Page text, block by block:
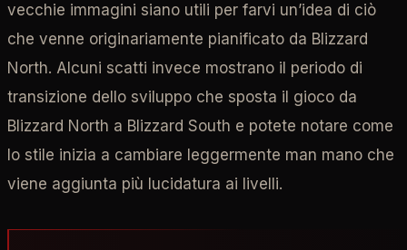
vecchie immagini siano utili per farvi un’idea di ciò
che venne originariamente pianificato da Blizzard
North. Alcuni scatti invece mostrano il periodo di
transizione dello sviluppo che sposta il gioco da
Blizzard North a Blizzard South e potete notare come
lo stile inizia a cambiare leggermente man mano che
viene aggiunta più lucidatura ai livelli.